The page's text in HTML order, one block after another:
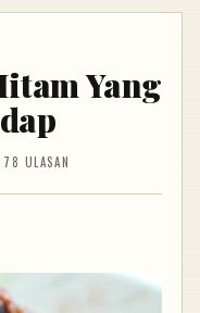
Yang
78 ULASAN